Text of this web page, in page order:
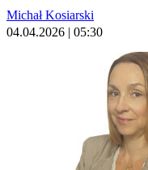
Michał Kosiarski
04.04.2026 | 05:30